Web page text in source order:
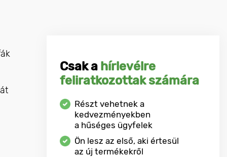
Csak a hírlevélre
feliratkozottak számára
Részt vehetnek a
kedvezményekben
a hűséges ügyfelek
Ön lesz az első, aki értesül
az új termékekről